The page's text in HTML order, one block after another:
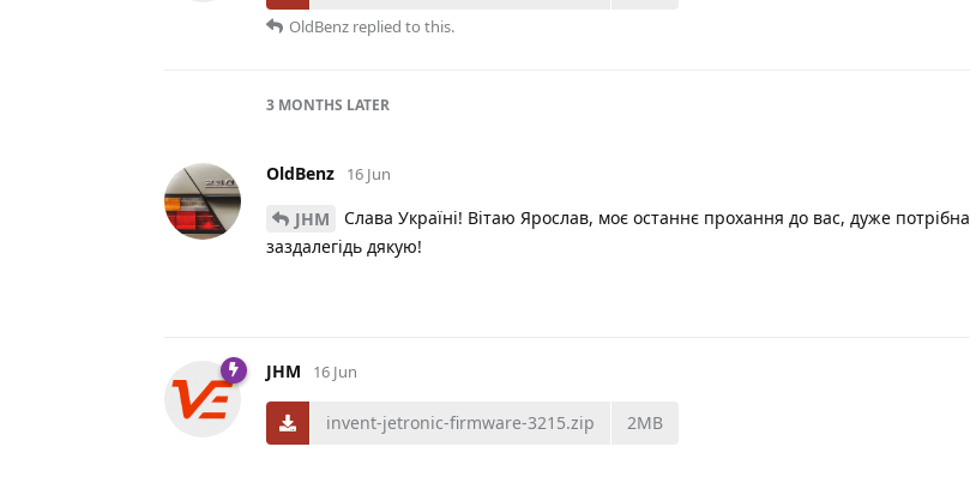
OldBenz replied to this.
3 MONTHS LATER
OldBenz 16 Jun
JHM
Слава Україні! Вітаю Ярослав, моє останнє прохання до вас, дуже
заздалегідь дякую!
JHM 16 Jun
invent-jetronic-firmware-3215.zip 2MB